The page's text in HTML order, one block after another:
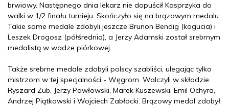
brwiowy. Następnego dnia lekarz nie dopuścił Kasprzyka do
walki w 1/2 finału turnieju. Skończyło się na brązowym medalu.
Takie same medale zdobyli jeszcze Brunon Bendig (kogucia) i
Leszek Drogosz (półśrednia), a Jerzy Adamski został srebrnym
medalistą w wadze piórkowej.
Także srebrne medale zdobyli polscy szabliści, ulegając tylko
mistrzom w tej specjalności - Węgrom. Walczyli w składzie:
Ryszard Zub, Jerzy Pawłowski, Marek Kuszewski, Emil Ochyra,
Andrzej Piątkowski i Wojciech Zabłocki. Brązowy medal zdobył